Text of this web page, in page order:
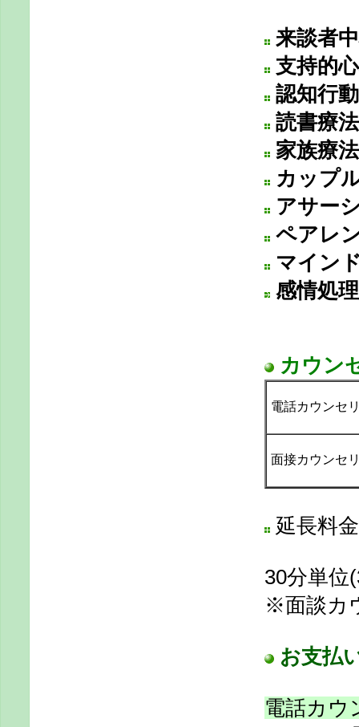
来談者
支持的
認知行
読書療法
家族療法
カップ
アサー
ペアレ
マイン
感情処
カウン
電話カウンセ
面接カウンセ
延長料
30分単位
※面談カ
お支払
電話カウ